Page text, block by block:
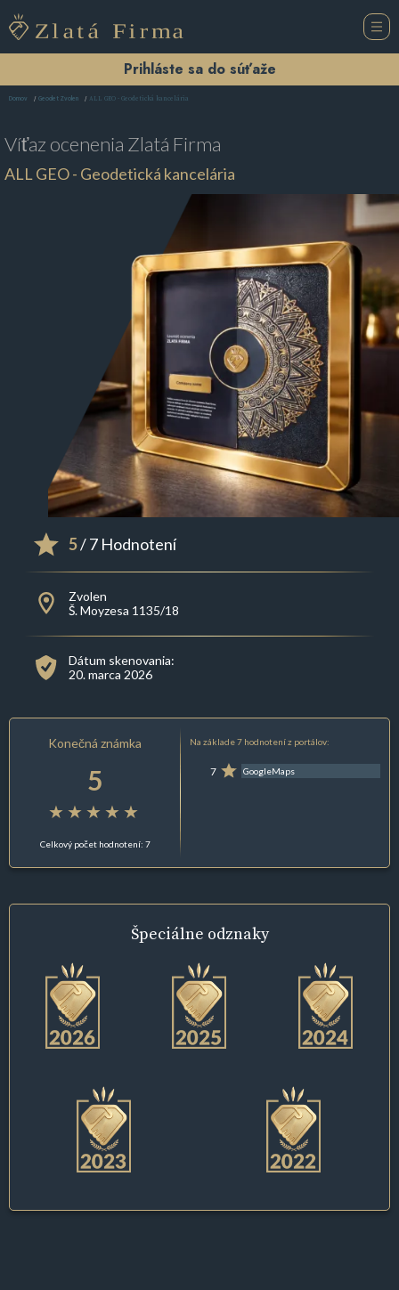
Prihláste sa do súťaže
Domov Geodet Zvolen ALL GEO - Geodetická kancelária
Víťaz ocenenia Zlatá Firma
ALL GEO - Geodetická kancelária
5/ 7 Hodnotení
Zvolen
Š. Moyzesa 1135/18
Dátum skenovania:
20. marca 2026
Konečná známka
5
Celkový počet hodnotení: 7
Na základe 7 hodnotení z portálov:
7 GoogleMaps
Špeciálne odznaky